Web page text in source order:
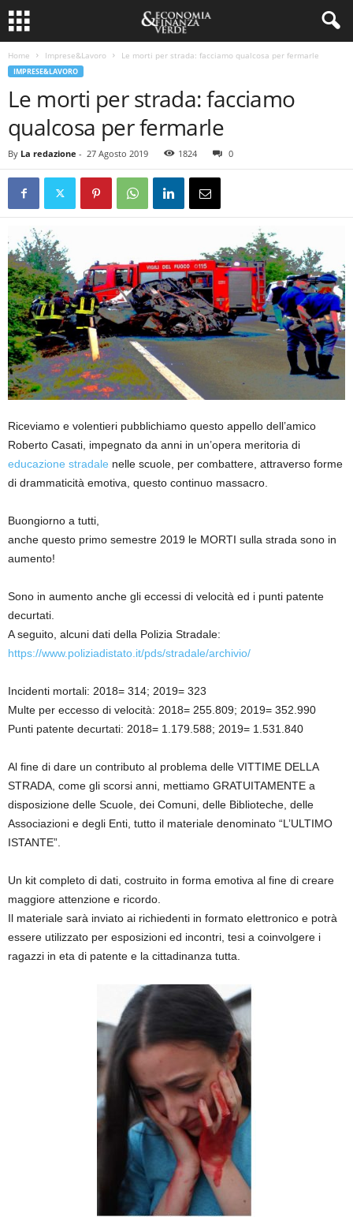
Home Imprese&Lavoro Le morti per strada: facciamo qualcosa per fermarle
IMPRESE&LAVORO
Le morti per strada: facciamo
qualcosa per fermarle
By La redazione - 27 Agosto 2019 1824 0
Riceviamo e volentieri pubblichiamo questo appello dell’amico
Roberto Casati, impegnato da anni in un’opera meritoria di
educazione stradale nelle scuole, per combattere, attraverso forme
di drammaticità emotiva, questo continuo massacro.
Buongiorno a tutti,
anche questo primo semestre 2019 le MORTI sulla strada sono in
aumento!
Sono in aumento anche gli eccessi di velocità ed i punti patente
decurtati.
A seguito, alcuni dati della Polizia Stradale:
https://www.poliziadistato.it/pds/stradale/archivio/
Incidenti mortali: 2018= 314; 2019= 323
Multe per eccesso di velocità: 2018= 255.809; 2019= 352.990
Punti patente decurtati: 2018= 1.179.588; 2019= 1.531.840
Al fine di dare un contributo al problema delle VITTIME DELLA
STRADA, come gli scorsi anni, mettiamo GRATUITAMENTE a
disposizione delle Scuole, dei Comuni, delle Biblioteche, delle
Associazioni e degli Enti, tutto il materiale denominato “L’ULTIMO
ISTANTE”.
Un kit completo di dati, costruito in forma emotiva al fine di creare
maggiore attenzione e ricordo.
Il materiale sarà inviato ai richiedenti in formato elettronico e potrà
essere utilizzato per esposizioni ed incontri, tesi a coinvolgere i
ragazzi in eta di patente e la cittadinanza tutta.